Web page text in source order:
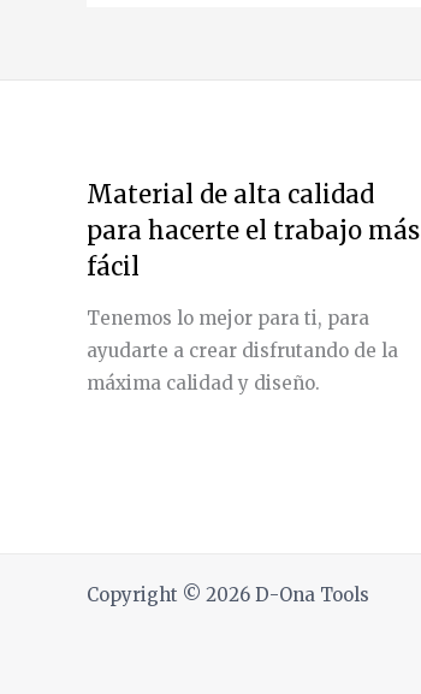
Material de alta calidad
para hacerte el trabajo más
fácil
Tenemos lo mejor para ti, para
ayudarte a crear disfrutando de la
máxima calidad y diseño.
Copyright © 2026 D-Ona Tools